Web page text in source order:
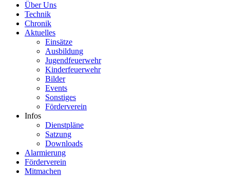
Über Uns
Technik
Chronik
Aktuelles
Einsätze
Ausbildung
Jugendfeuerwehr
Kinderfeuerwehr
Bilder
Events
Sonstiges
Förderverein
Infos
Dienstpläne
Satzung
Downloads
Alarmierung
Förderverein
Mitmachen